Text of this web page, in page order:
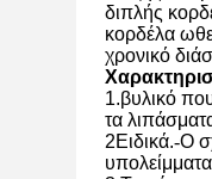
διπλής
κορδέλα
χρονικό
1.βυλικό
τα
2Ειδικά.-Ο